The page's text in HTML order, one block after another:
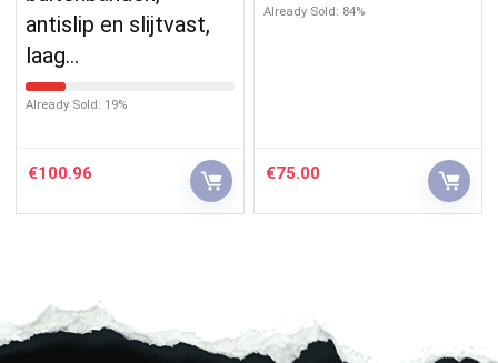
antislip en slijtvast,
laag…
Already Sold: 19%
€100.96
Already Sold: 84%
€75.00